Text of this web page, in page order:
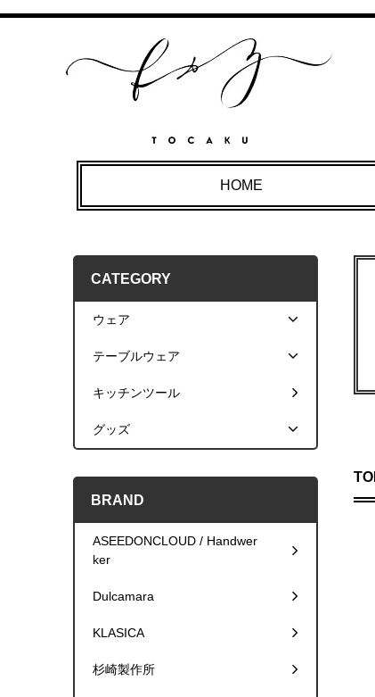
HOME
CATEGORY
ウェア
テーブルウェア
キッチンツール
グッズ
BRAND
ASEEDONCLOUD / Handwer
ker
Dulcamara
KLASICA
杉崎製作所